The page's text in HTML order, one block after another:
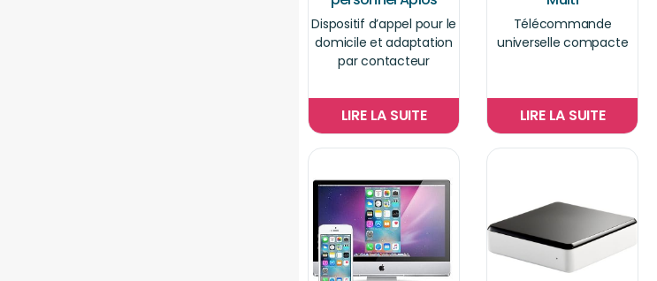
Dispositif d’appel pour le
domicile et adaptation
par contacteur
LIRE LA SUITE
Télécommande
universelle compacte
LIRE LA SUITE